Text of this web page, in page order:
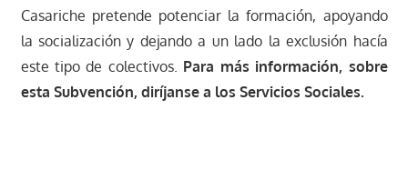
Casariche pretende potenciar la formación, apoyando
la socialización y dejando a un lado la exclusión hacía
este tipo de colectivos. Para más información, sobre
esta Subvención, diríjanse a los Servicios Sociales.